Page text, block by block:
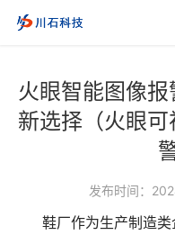
火眼智能图像
新选择（火眼
发布时间：
鞋厂作为生产制造类